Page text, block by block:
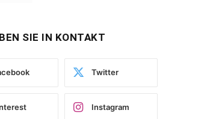
SIE IN KONTAKT
Twitter
Instagram